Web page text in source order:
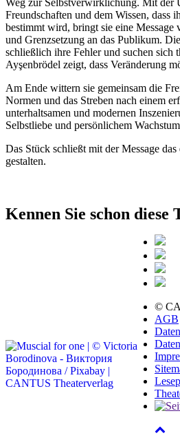
Weg zur Selbstverwirklichung. Mit der
Freundschaften und dem Wissen, dass
bestimmt wird, bringt sie eine Message
und Grenzsetzung an das Publikum.
schließlich ihre Fehler und suchen sich
Ayşenbrödel zeigt, dass Veränderung
Am Ende wittern sie gemeinsam die
Normen und das Streben nach einem
unterhaltsamen und modernen
Selbstliebe und persönlichem
Das Stück schließt mit der Message
gestalten.
Kennen Sie schon diese
©
AGB